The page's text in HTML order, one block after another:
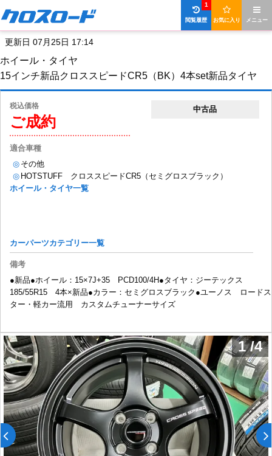
メニュー
お気に入り
閲覧履歴
1
更新日 07月25日 17:14
ホイール・タイヤ
15インチ新品クロススピードCR5（BK）4本set新品タイヤ
税込価格
ご成約
中古品
適合車種
◎ その他
◎ HOTSTUFF クロススピードCR5（セミグロスブラック）
ホイール・タイヤ一覧
カーパーツカテゴリー一覧
備考
●新品●ホイール：15×7J+35 PCD100/4H●タイヤ：ジーテックス
185/55R15 4本×新品●カラー：セミグロスブラック●ユーノス ロードス
ター・軽カー流用 カスタムチューナーサイズ
1/4